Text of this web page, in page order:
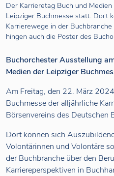
Der Karrieretag Buch und
Leipziger Buchmesse statt. Dort
Karrierewege in der
hingen auch die Poster des
Buchorchester Ausstellung
Medien der Leipziger
Am Freitag, den 22. März
Buchmesse der alljährliche
Börsenvereins des Deutschen
Dort können sich
Volontärinnen und Volontäre
der Buchbranche über den
Karriereperspektiven in